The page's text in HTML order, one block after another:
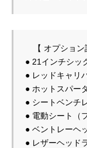
【 オプション
● 21インチシッ
● レッドキャリ
● ホットスパー
● シートベン
● ベントレーヘ
● レザーヘッ